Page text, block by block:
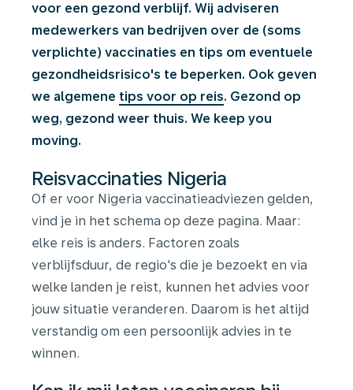
voor een gezond verblijf. Wij adviseren
medewerkers van bedrijven over de (soms
verplichte) vaccinaties en tips om eventuele
gezondheidsrisico's te beperken. Ook geven
we algemene tips voor op reis. Gezond op
weg, gezond weer thuis. We keep you
moving.
Reisvaccinaties Nigeria
Of er voor Nigeria vaccinatieadviezen gelden,
vind je in het schema op deze pagina. Maar:
elke reis is anders. Factoren zoals
verblijfsduur, de regio's die je bezoekt en via
welke landen je reist, kunnen het advies voor
jouw situatie veranderen. Daarom is het altijd
verstandig om een persoonlijk advies in te
winnen.